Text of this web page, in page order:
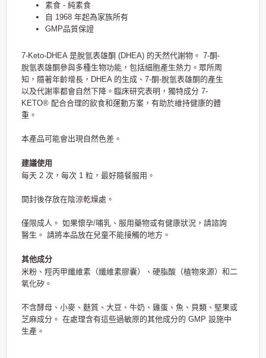
素食 - 純素食
自 1968 年起為家族所有
GMP品質保證
7-Keto-DHEA 是脫氫表雄酮 (DHEA) 的天然代謝物。 7-酮-
脫氫表雄酮參與多種生物功能，包括細胞產生熱力。眾所周
知，隨著年齡增長，DHEA 的生成、7-酮-脫氫表雄酮的產生
以及代謝率都會自然下降。臨床研究表明，獨特成分 7-
KETO® 配合合理的飲食和運動方案，有助於維持健康的體
重。
本產品可能會出現自然色差。
建議使用
每天 2 次，每次 1 粒，最好隨餐服用。
開封後存放在陰涼乾燥處。
僅限成人。 如果懷孕/哺乳、服用藥物或有健康狀況，請諮詢
醫生。 請將本品放在兒童不能接觸的地方。
其他成分
米粉、羥丙甲纖維素（纖維素膠囊）、硬脂酸（植物來源）和二
氧化矽。
不含酵母、小麥、麩質、大豆、牛奶、雞蛋、魚、貝類、堅果或
芝麻成分。 在處理含有這些過敏原的其他成分的 GMP 設施中
生產。